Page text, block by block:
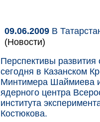
09.06.2009 В
(Новости)
Перспективы
сегодня в Казанском
Минтимера Шаймиева
ядерного центра
института
Костюкова.